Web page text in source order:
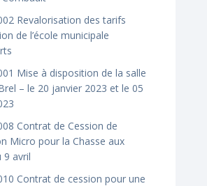
Revalorisation des tarifs
de l’école municipale
Mise à disposition de la salle
– le 20 janvier 2023 et le 05
Contrat de Cession de
Micro pour la Chasse aux
9 avril
Contrat de cession pour une